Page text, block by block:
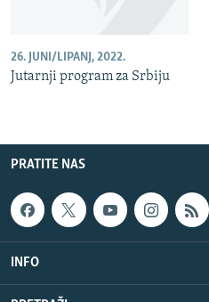
26. JUNI/LIPANJ, 2022.
Jutarnji program za Srbiju
PRATITE NAS
INFO